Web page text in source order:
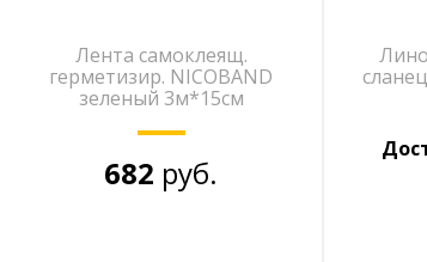
Лента самоклеящ.
герметизир. NICOBAND
зеленый 3м*15см
682 руб.